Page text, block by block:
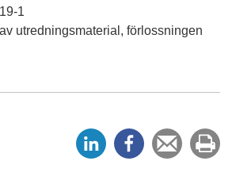
1
utredningsmaterial, förlossningen
e
e
Tipsa
en
ut